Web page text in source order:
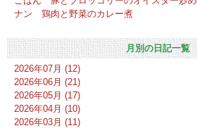
ナン 鶏肉と野菜のカレー煮
月別の日記一覧
2026年07月 (12)
2026年06月 (21)
2026年05月 (17)
2026年04月 (10)
2026年03月 (11)